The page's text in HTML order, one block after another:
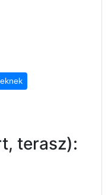
terasz):